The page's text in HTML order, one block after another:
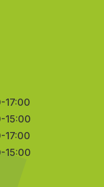
17:00
15:00
17:00
15:00